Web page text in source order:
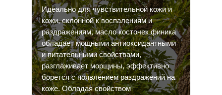
Идеально для чувствительной кожи и
кожи, склонной к воспалениям и
раздражениям, масло косточек финика
обладает мощными антиоксидантными
и питательными свойствами,
разглаживает морщины, эффективно
борется с появлением раздражений на
коже. Обладая свойством